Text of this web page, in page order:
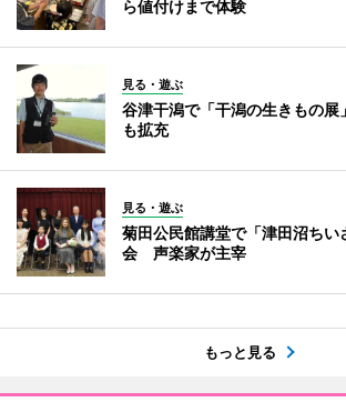
ら値付けまで体験
見る・遊ぶ
谷津干潟で「干潟の生きもの
も拡充
見る・遊ぶ
菊田公民館講堂で「津田沼ちい
会 声楽家が主宰
もっと見る